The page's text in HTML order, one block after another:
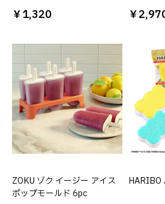
￥1,320 ￥
ZOKU ゾク イージー アイス
ポップモールド 6pc
HARIBO